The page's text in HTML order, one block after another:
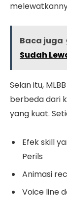
Baca juga
Sudah
Selan itu,
berbeda dari
yang kuat.
Efek skill
Perils
Animasi
Voice line